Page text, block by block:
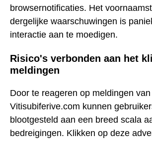
browsernotificaties. Het
dergelijke waarschuwingen is
interactie aan te moedigen.
Risico's verbonden aan het
meldingen
Door te reageren op meldingen van
Vitisubiferive.com kunnen
blootgesteld aan een breed scala
bedreigingen. Klikken op deze